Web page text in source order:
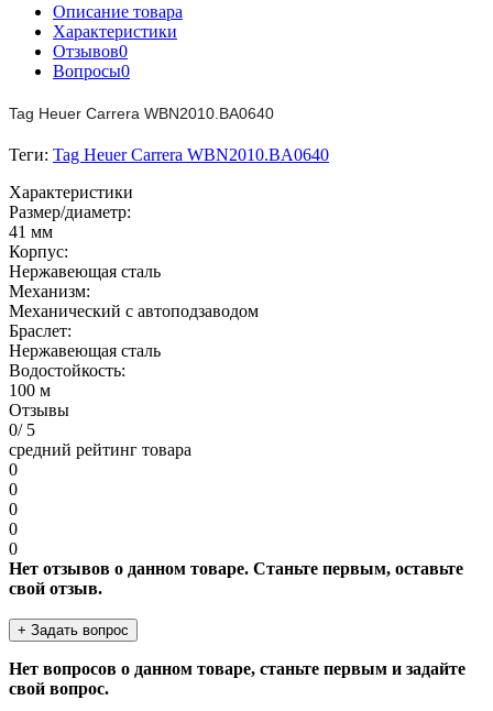
Описание товара
Характеристики
Отзывов0
Вопросы0
Tag Heuer Carrera WBN2010.BA0640
Теги: Tag Heuer Carrera WBN2010.BA0640
Характеристики
Размер/диаметр:
41 мм
Корпус:
Нержавеющая сталь
Механизм:
Механический с автоподзаводом
Браслет:
Нержавеющая сталь
Водостойкость:
100 м
Отзывы
0/ 5
средний рейтинг товара
0
0
0
0
0
Нет отзывов о данном товаре. Станьте первым, оставьте
свой отзыв.
+ Задать вопрос
Нет вопросов о данном товаре, станьте первым и задайте
свой вопрос.